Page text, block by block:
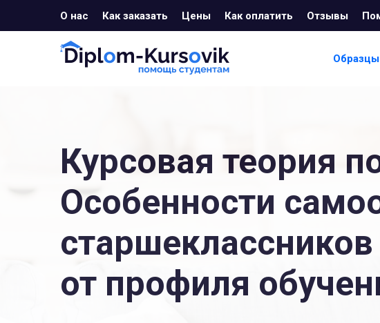
О нас Как заказать Цены Как оплатить Отзывы
Образцы
Курсовая теория
Особенности
от профиля